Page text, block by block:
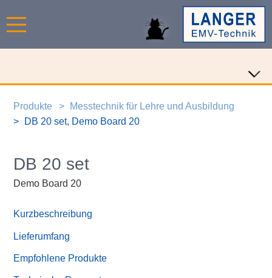
Produkte
Messtechnik für Lehre und Ausbildung
DB 20 set, Demo Board 20
DB 20 set
Demo Board 20
Kurzbeschreibung
Lieferumfang
Empfohlene Produkte